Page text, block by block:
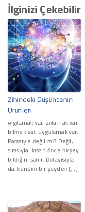
İlginizi Çekebilir
Zihindeki Düşüncenin
Ürünleri
Algılamak var, anlamak var,
bilmek var, uygulamak var.
Parasıyla değil mi? Değil,
sırasıyla. Insan önce birşey
bildiğini sanır. Dolayısıyla
da, kendini bir şeyden […]